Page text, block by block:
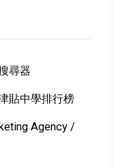
尋器
貼中學排行榜
Agency /